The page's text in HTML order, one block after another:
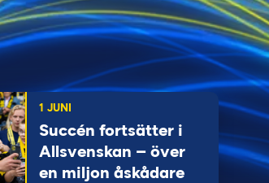
1 JUNI
Succén fortsätter i
Allsvenskan – över
en miljon åskådare